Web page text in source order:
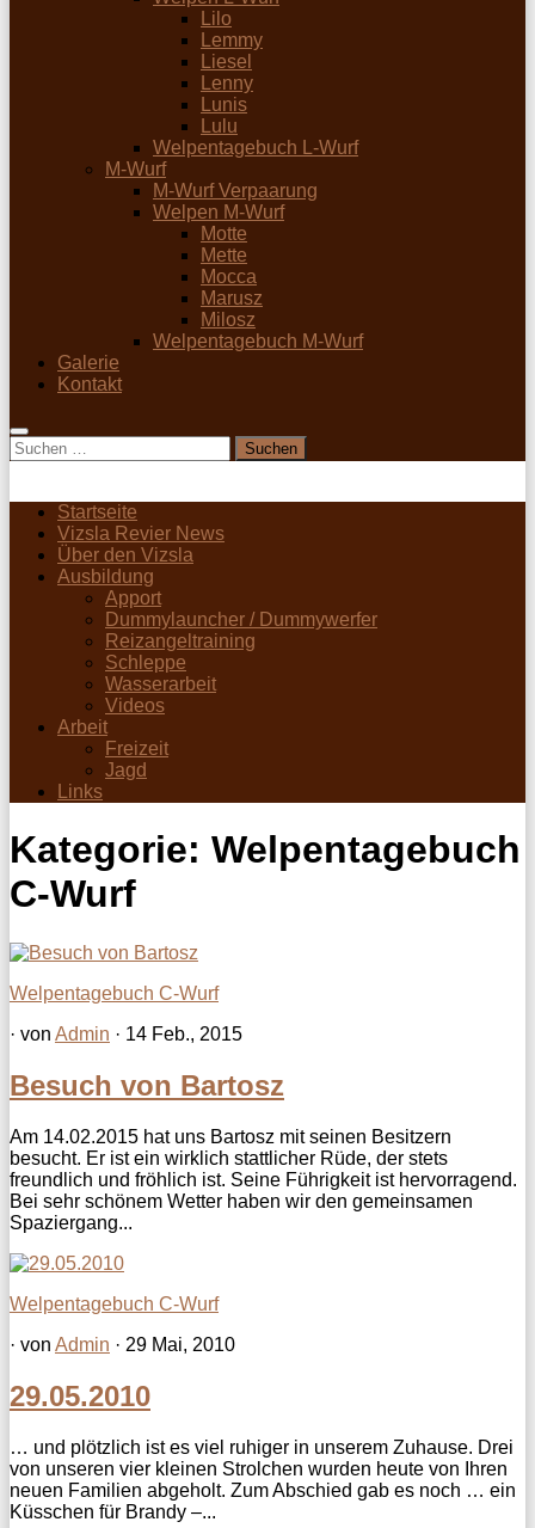
Lilo
Lemmy
Liesel
Lenny
Lunis
Lulu
Welpentagebuch L-Wurf
M-Wurf
M-Wurf Verpaarung
Welpen M-Wurf
Motte
Mette
Mocca
Marusz
Milosz
Welpentagebuch M-Wurf
Galerie
Kontakt
Suchen
nach:
Startseite
Vizsla Revier News
Über den Vizsla
Ausbildung
Apport
Dummylauncher / Dummywerfer
Reizangeltraining
Schleppe
Wasserarbeit
Videos
Arbeit
Freizeit
Jagd
Links
Kategorie: Welpentagebuch
C-Wurf
Welpentagebuch C-Wurf
· von Admin · 14 Feb., 2015
Besuch von Bartosz
Am 14.02.2015 hat uns Bartosz mit seinen Besitzern
besucht. Er ist ein wirklich stattlicher Rüde, der stets
freundlich und fröhlich ist. Seine Führigkeit ist hervorragend.
Bei sehr schönem Wetter haben wir den gemeinsamen
Spaziergang...
Welpentagebuch C-Wurf
· von Admin · 29 Mai, 2010
29.05.2010
… und plötzlich ist es viel ruhiger in unserem Zuhause. Drei
von unseren vier kleinen Strolchen wurden heute von Ihren
neuen Familien abgeholt. Zum Abschied gab es noch … ein
Küsschen für Brandy –...